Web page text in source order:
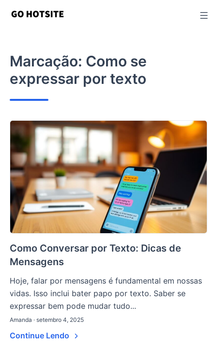
Marcação: Como se
expressar por texto
Como Conversar por Texto: Dicas de
Mensagens
Hoje, falar por mensagens é fundamental em nossas
vidas. Isso inclui bater papo por texto. Saber se
expressar bem pode mudar tudo...
Amanda · setembro 4, 2025
Continue Lendo